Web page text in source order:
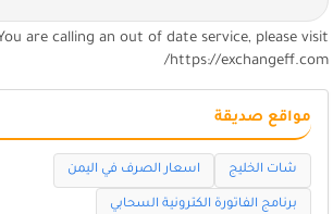
You are calling an out of date service, please visit
https://exchangeff.com/
مواقع صديقة
شات الخليج اسعار الصرف في اليمن
برنامج الفاتورة الكترونية السحابي